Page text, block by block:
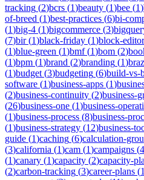
tracking (2)bcrs (1)beauty (1)bee (1)
of-breed (1)best-practices (6)bi-
(1)big-4 (1)bigcommerce (3)
(7)bir(1)black-friday (1)block-editor
(1)blue-green (1)bmf(1)bom (2)
(1)bpm (1)brand (2)branding (1)
(1)budget (3)budgeting (6)build-vs-
software (1)business-apps (1)
(2)business-continuity (2)business-
(26)business-one (1)business-
(1)business-process (8)business-
(1)business-strategy (12)business-
guide (1)caching (6)calculation-
(3)california (1)cam (1)campaigns (4
(1)canary (1)capacity (2)capacity-
(2)carbon-tracking (3)career-plans (1